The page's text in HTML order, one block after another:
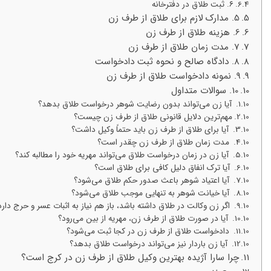
۶. ثبت طلاق در دفترخانه
5. مدارک لازم برای طلاق از طرف زن
6. هزینه طلاق از طرف زن
7. مدت زمان طلاق از طرف زن
8. دادگاه صالح و نحوه ثبت دادخواست
9. نمونه دادخواست طلاق از طرف زن
10. سوالات متداول
آیا زن می‌تواند بدون رضایت شوهر درخواست طلاق بدهد؟
مهم‌ترین دلایل قانونی طلاق از طرف زن چیست؟
آیا برای طلاق از طرف زن باید حتماً وکیل داشت؟
مدت زمان طلاق از طرف زن چقدر است؟
آیا زن در زمان درخواست طلاق می‌تواند مهریه خود را مطالبه کند؟
آیا ترک انفاق دلیل کافی برای طلاق است؟
آیا اعتیاد شوهر باعث صدور حکم طلاق می‌شود؟
آیا خیانت شوهر به تنهایی موجب طلاق می‌شود؟
اگر زن وکالت در طلاق داشته باشد، باز هم نیاز به اثبات عسر و حرج
آیا در صورت طلاق از طرف زن، مهریه از بین می‌رود؟
دادخواست طلاق از طرف زن در کجا ثبت می‌شود؟
آیا زن باردار نیز می‌تواند درخواست طلاق بدهد؟
چرا سارا آژیده بهترین وکیل طلاق از طرف زن در کرج است؟